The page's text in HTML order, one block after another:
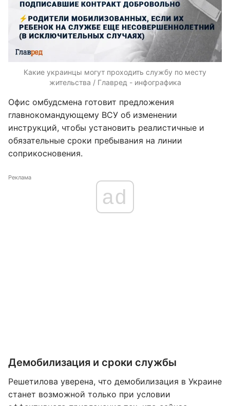
Какие украинцы могут проходить службу по месту
жительства / Главред - инфографика
Офис омбудсмена готовит предложения
главнокомандующему ВСУ об изменении
инструкций, чтобы установить реалистичные и
обязательные сроки пребывания на линии
соприкосновения.
Реклама
ad
Демобилизация и сроки службы
Решетилова уверена, что демобилизация в Украине
станет возможной только при условии